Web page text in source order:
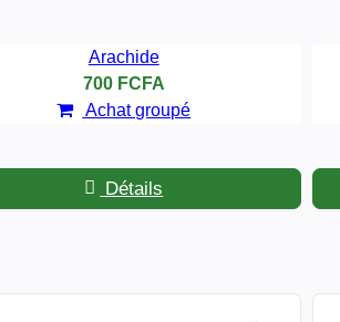
Arachide
700 FCFA
Achat groupé
Détails